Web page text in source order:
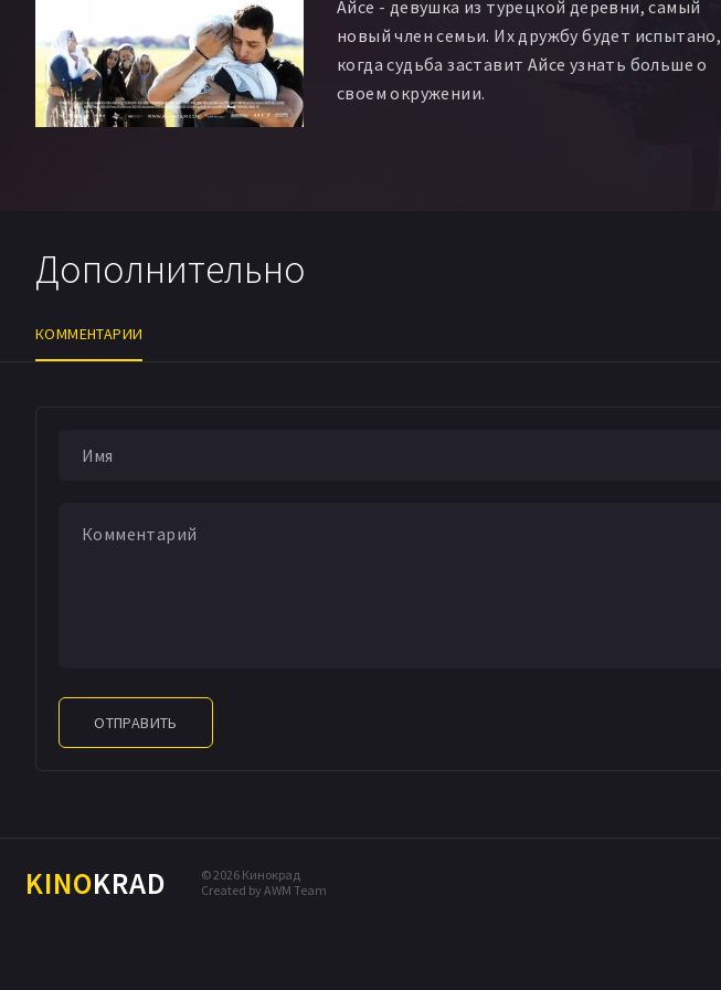
Айсе - девушка из турецкой деревни, самый
новый член семьи. Их дружбу будет испытано,
когда судьба заставит Айсе узнать больше о
своем окружении.
Дополнительно
КОММЕНТАРИИ
ОТПРАВИТЬ
KINOKRAD
© 2026 Кинокрад
Created by AWM Team